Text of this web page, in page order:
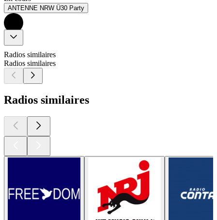
ANTENNE NRW Ü30 Party
Radios similaires
Radios similaires
Radios similaires